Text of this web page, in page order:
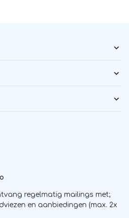
regelmatig mailings met;
en aanbiedingen (max. 2x